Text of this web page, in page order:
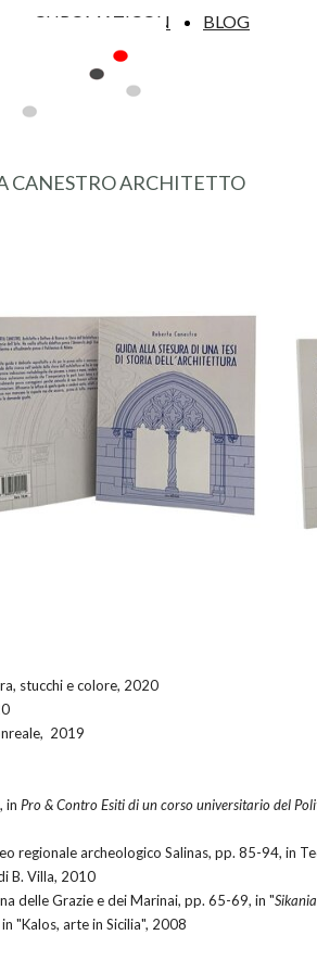
CHROMATICON BLOG
CANESTRO ARCHITETTO
stucchi e colore, 2020
2019
in Pro & Contro Esiti di un corso universitario del
regionale archeologico Salinas, pp. 85-94, in
B. Villa, 2010
delle Grazie e dei Marinai, pp. 65-69, in "
"Kalos, arte in Sicilia", 2008